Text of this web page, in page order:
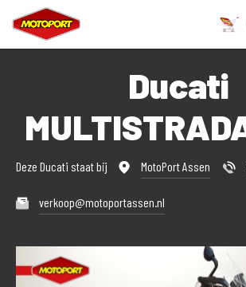
Ducati
Deze Ducati staat bij MotoPort Assen
verkoop@motoportassen.nl